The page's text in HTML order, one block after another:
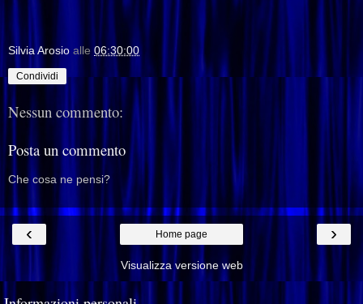
Silvia Arosio alle 06:30:00
Condividi
Nessun commento:
Posta un commento
Che cosa ne pensi?
‹ ›
Home page
Visualizza versione web